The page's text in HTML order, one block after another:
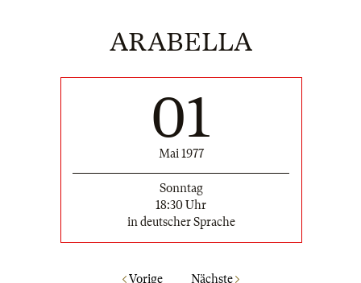
ARABELLA
01
Mai 1977
Sonntag
18:30 Uhr
in deutscher Sprache
Vorige Nächste